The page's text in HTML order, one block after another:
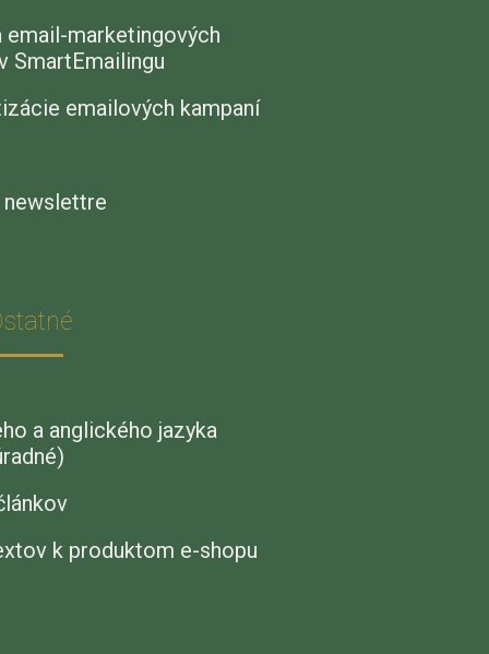
email-marketingových
SmartEmailingu
emailových kampaní
a anglického jazyka
k produktom e-shopu